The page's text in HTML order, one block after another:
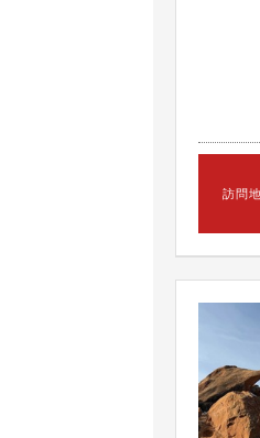
訪問地